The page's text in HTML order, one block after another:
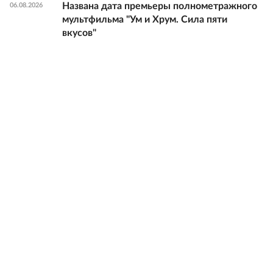
06.08.2026
Названа дата премьеры полнометражного
мультфильма "Ум и Хрум. Сила пяти
вкусов"